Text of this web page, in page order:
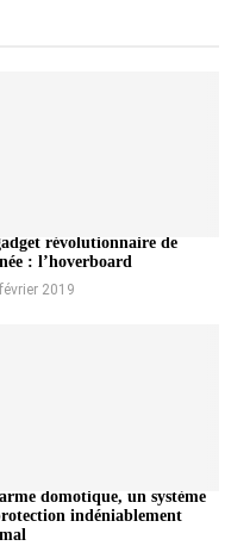
révolutionnaire de
: l’hoverboard
2019
domotique, un système
indéniablement